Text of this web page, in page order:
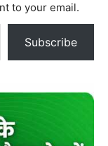
to your email.
Subscribe